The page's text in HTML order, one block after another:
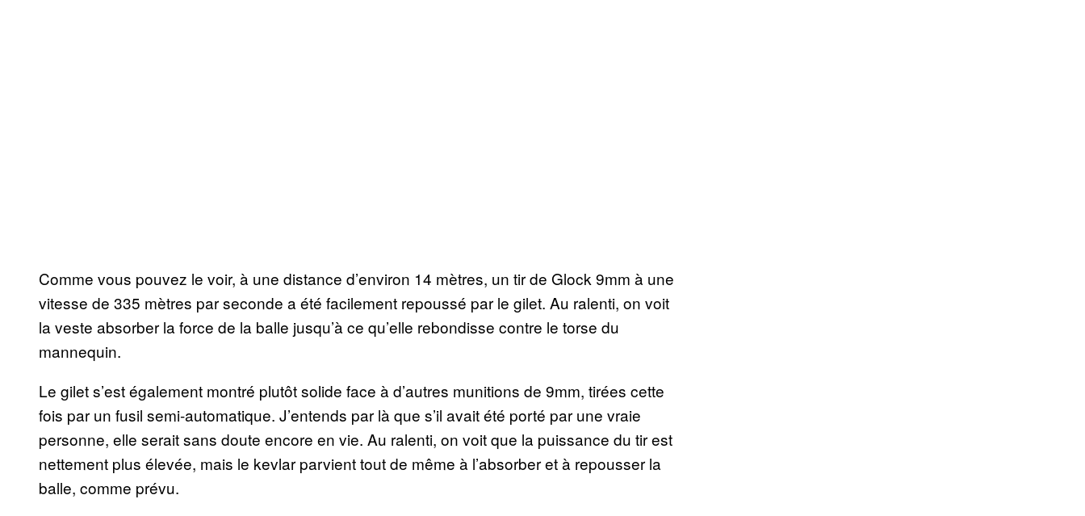
Comme vous pouvez le voir, à une distance d’environ 14 mètres, un tir de Glock 9mm à une
vitesse de 335 mètres par seconde a été facilement repoussé par le gilet. Au ralenti, on voit
la veste absorber la force de la balle jusqu’à ce qu’elle rebondisse contre le torse du
mannequin.
Le gilet s’est également montré plutôt solide face à d’autres munitions de 9mm, tirées cette
fois par un fusil semi-automatique. J’entends par là que s’il avait été porté par une vraie
personne, elle serait sans doute encore en vie. Au ralenti, on voit que la puissance du tir est
nettement plus élevée, mais le kevlar parvient tout de même à l’absorber et à repousser la
balle, comme prévu.